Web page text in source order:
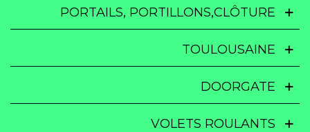
PORTAILS, PORTILLONS,CLÔTURE
TOULOUSAINE
DOORGATE
VOLETS ROULANTS